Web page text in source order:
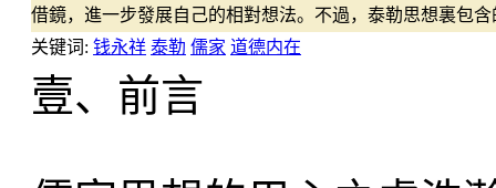
借鏡，進一步發展自己的相對想法。不過，泰勒思想裏包
关键词: 钱永祥 泰勒 儒家 道德内在
壹、前言